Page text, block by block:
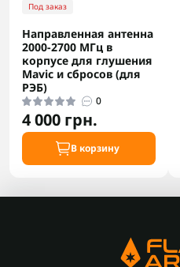
Под заказ
Направленная антенна
2000-2700 МГц в
корпусе для глушения
Mavic и сбросов (для
РЭБ)
0
4 000 грн.
В корзину